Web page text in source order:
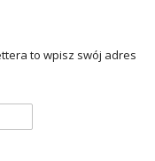
to wpisz swój adres